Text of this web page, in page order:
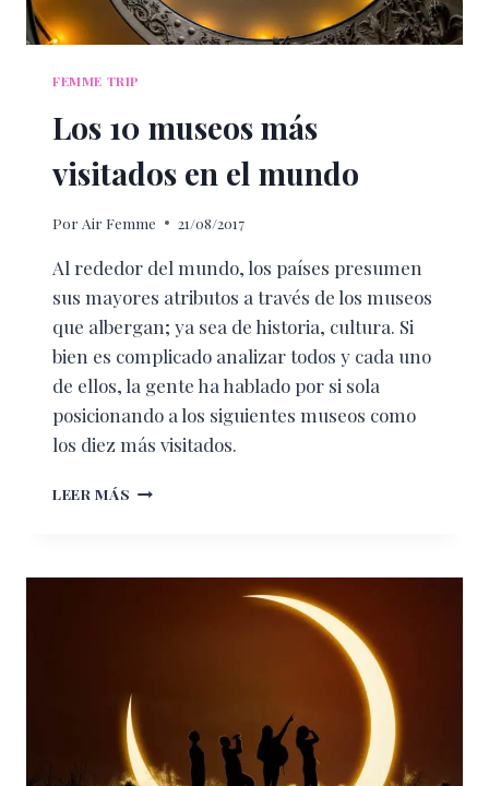
FEMME TRIP
Los 10 museos más
visitados en el mundo
Por Air Femme 21/08/2017
Al rededor del mundo, los países presumen
sus mayores atributos a través de los museos
que albergan; ya sea de historia, cultura. Si
bien es complicado analizar todos y cada uno
de ellos, la gente ha hablado por si sola
posicionando a los siguientes museos como
los diez más visitados.
LEER MÁS LOS
VISITADOS